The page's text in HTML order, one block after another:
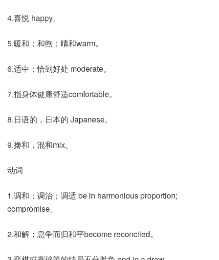
4.喜悦 happy。
5.暖和；和煦；晴和warm。
6.适中；恰到好处 moderate。
7.指身体健康舒适comfortable。
8.日语的，日本的 Japanese。
9.搀和，混和mix。
动词
1.调和；调治；调适 be in harmonious proportion;
compromise。
2.和解；息争而归和平become reconciled。